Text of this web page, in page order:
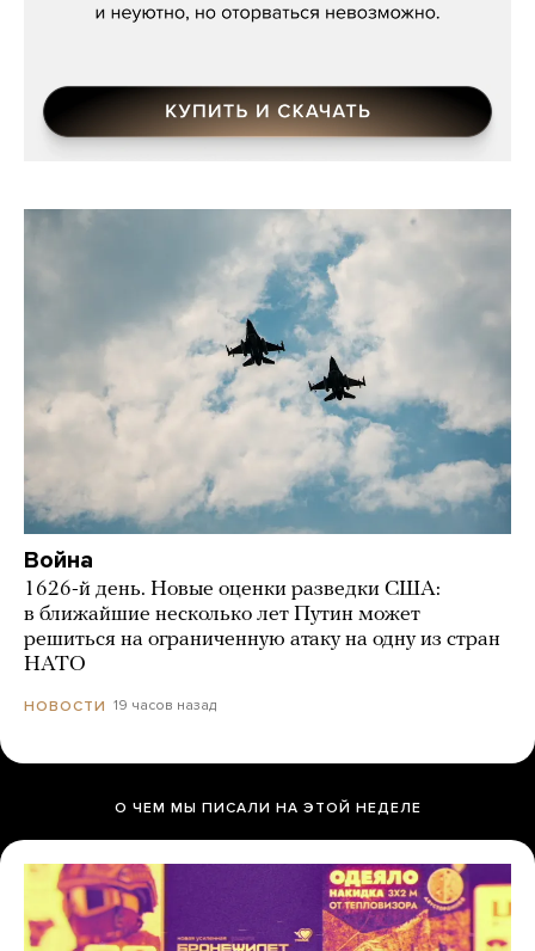
Война
1626-й день. Новые оценки разведки США:
в ближайшие несколько лет Путин может
решиться на ограниченную атаку на одну из стран
НАТО
НОВОСТИ 19 часов назад
О ЧЕМ МЫ ПИСАЛИ НА ЭТОЙ НЕДЕЛЕ